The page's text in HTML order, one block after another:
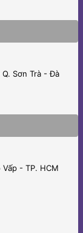
Sơn Trà - Đà
- TP. HCM